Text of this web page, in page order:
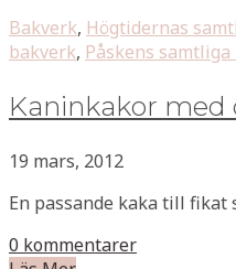
Bakverk, Högtidernas
bakverk, Påskens
Kaninkakor med
19 mars, 2012
En passande kaka till fikat
0 kommentarer